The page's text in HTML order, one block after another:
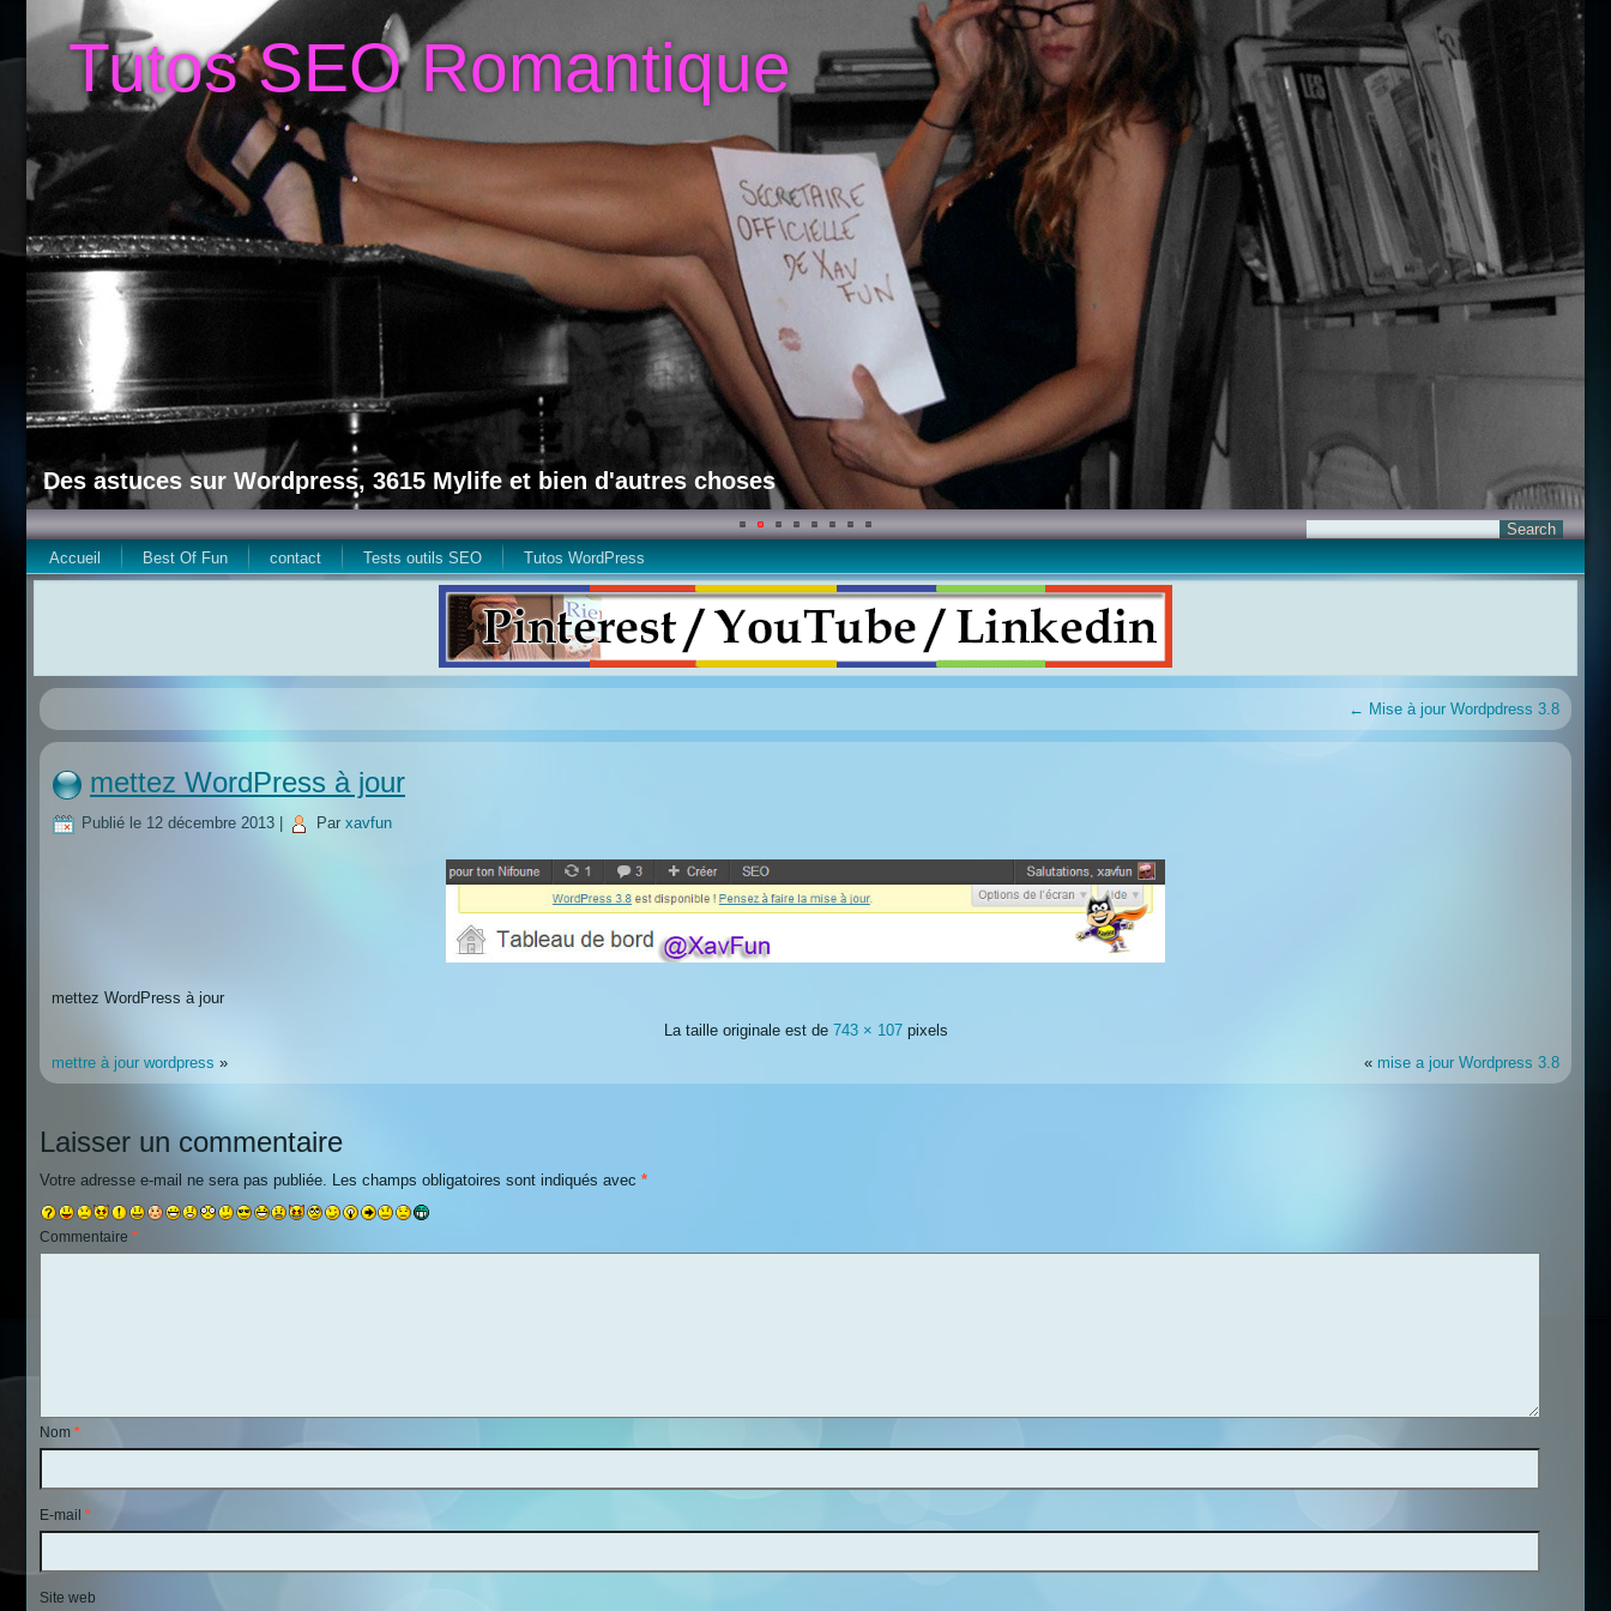
Tutos SEO Romantique
Des astuces sur Wordpress, 3615 Mylife et bien d'autres choses
Accueil Best Of Fun contact Tests outils SEO Tutos WordPress
← Mise à jour Wordpdress 3.8
mettez WordPress à jour
Publié le 12 décembre 2013 Par xavfun
mettez WordPress à jour
La taille originale est de 743 × 107pixels
mettre à jour wordpress » « mise a jour Wordpress 3.8
Laisser un commentaire
Votre adresse e-mail ne sera pas publiée. Les champs obligatoires sont indiqués avec *
Commentaire *
Nom *
E-mail *
Site web